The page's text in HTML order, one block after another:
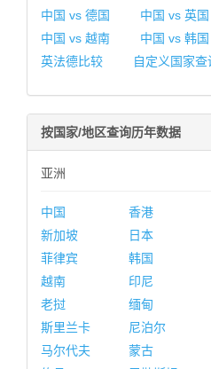
中国 vs 德国
中国 vs 英国
中国 vs 越南
中国 vs 韩国
英法德比较
自定义国家查
按国家/地区查询历年数据
亚洲
中国 香港
新加坡
日本
菲律宾
韩国
越南
印尼
老挝
缅甸
斯里兰卡
尼泊尔
马尔代夫
蒙古